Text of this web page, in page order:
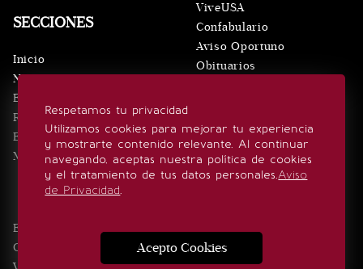
Respetamos tu privacidad
Utilizamos cookies para mejorar tu experiencia
y mostrarte contenido relevante. Al continuar
navegando, aceptas nuestra política de cookies
y el tratamiento de tus datos personales.Aviso
de Privacidad.
Acepto Cookies
SECCIONES
Inicio
Noticias
Eventos
Realeza
Estilo de vida
Minuto x Minuto
ViveUSA
Confabulario
Aviso Oportuno
Obituarios
SÍGUENOS
Edición Impresa
Contacto
Eventos Publicidad